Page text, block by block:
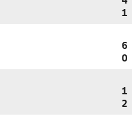
1
6
0
1
2